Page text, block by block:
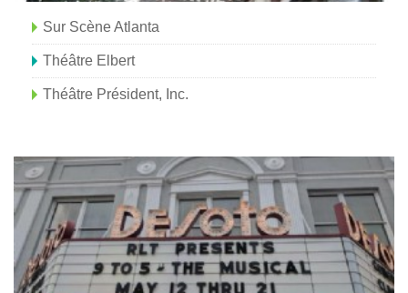
Sur Scène Atlanta
Théâtre Elbert
Théâtre Président, Inc.